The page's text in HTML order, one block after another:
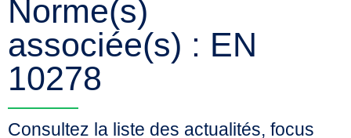
Norme(s)
associée(s) : EN
10278
Consultez la liste des actualités, focus